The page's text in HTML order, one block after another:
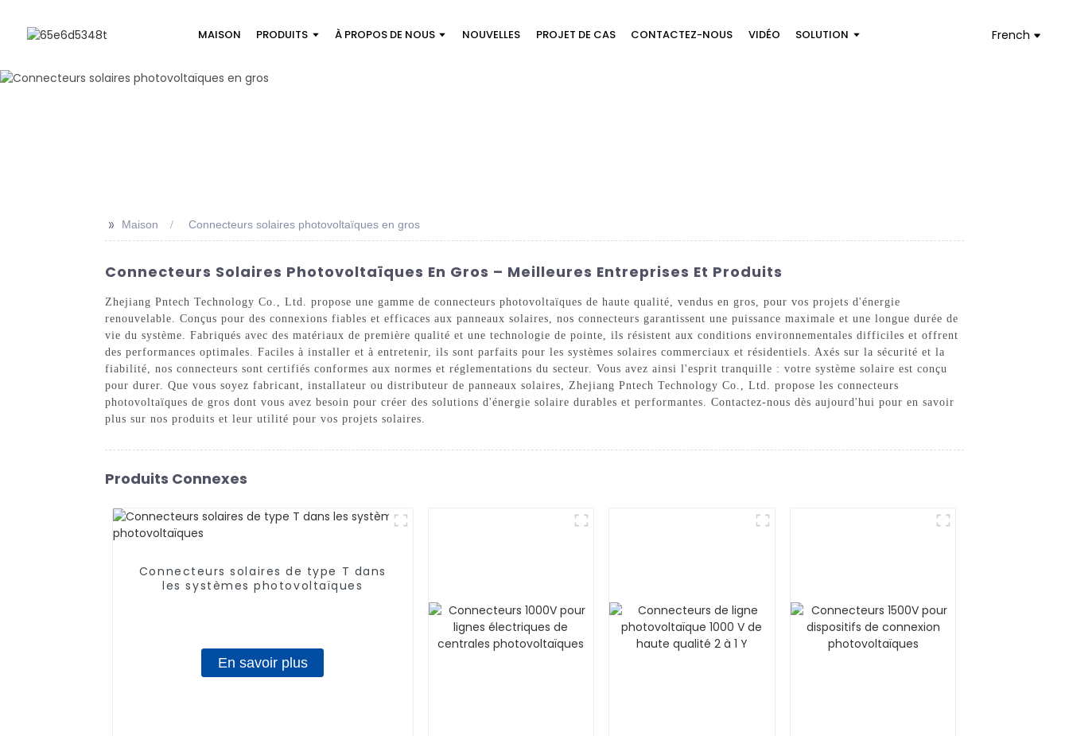
MAISON PRODUITS À PROPOS DE NOUS NOUVELLES PROJET DE CAS CONTACTEZ-NOUS VIDÉO SOLUTION French
>> Maison Connecteurs solaires photovoltaïques en gros
Connecteurs Solaires Photovoltaïques En Gros – Meilleures Entreprises Et Produits
Zhejiang Pntech Technology Co., Ltd. propose une gamme de connecteurs photovoltaïques de haute qualité, vendus en gros, pour vos projets d'énergie
renouvelable. Conçus pour des connexions fiables et efficaces aux panneaux solaires, nos connecteurs garantissent une puissance maximale et une longue durée de
vie du système. Fabriqués avec des matériaux de première qualité et une technologie de pointe, ils résistent aux conditions environnementales difficiles et offrent
des performances optimales. Faciles à installer et à entretenir, ils sont parfaits pour les systèmes solaires commerciaux et résidentiels. Axés sur la sécurité et la
fiabilité, nos connecteurs sont certifiés conformes aux normes et réglementations du secteur. Vous avez ainsi l'esprit tranquille : votre système solaire est conçu
pour durer. Que vous soyez fabricant, installateur ou distributeur de panneaux solaires, Zhejiang Pntech Technology Co., Ltd. propose les connecteurs
photovoltaïques de gros dont vous avez besoin pour créer des solutions d'énergie solaire durables et performantes. Contactez-nous dès aujourd'hui pour en savoir
plus sur nos produits et leur utilité pour vos projets solaires.
Produits Connexes
Connecteurs solaires de type T dans
les systèmes photovoltaïques
En savoir plus